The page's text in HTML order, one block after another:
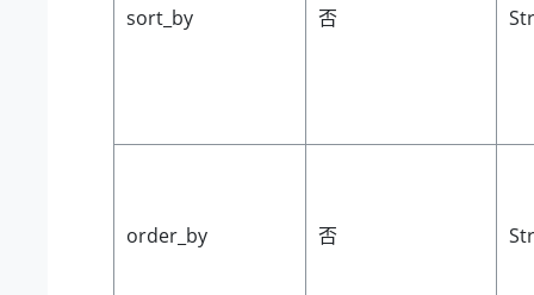
sort_by 否
order_by 否